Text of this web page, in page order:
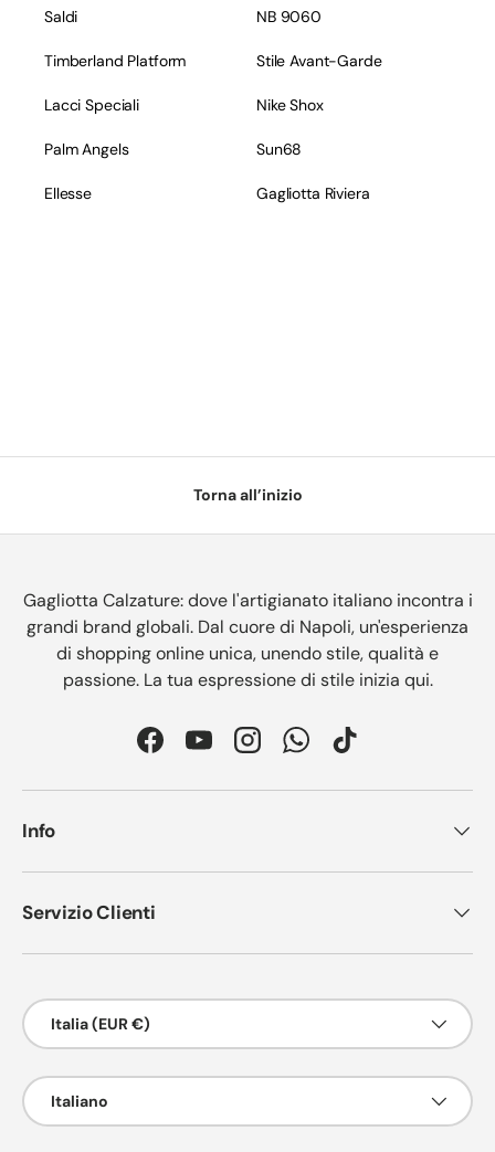
Saldi NB 9060
Timberland Platform Stile Avant-Garde
Lacci Speciali Nike Shox
Palm Angels Sun68
Ellesse Gagliotta Riviera
Torna all’inizio
Gagliotta Calzature: dove l'artigianato italiano incontra i
grandi brand globali. Dal cuore di Napoli, un'esperienza
di shopping online unica, unendo stile, qualità e
passione. La tua espressione di stile inizia qui.
FacebookYouTubeInstagramWhatsApp
TikTok
Info
Servizio Clienti
Paese/Regione
Italia (EUR €)
Lingua
Italiano